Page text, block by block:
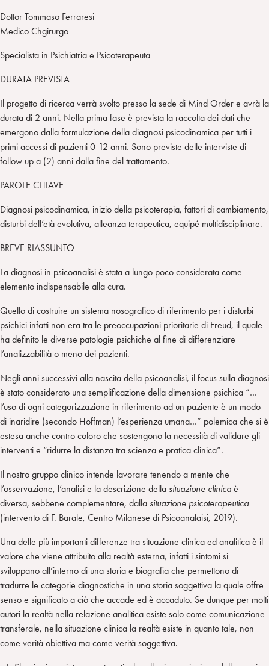
Dottor Tommaso Ferraresi
Medico Chgirurgo
Specialista in Psichiatria e Psicoterapeuta
DURATA PREVISTA
Il progetto di ricerca verrà svolto presso la sede di Mind Order e avrà la
durata di 2 anni. Nella prima fase è prevista la raccolta dei dati che
emergono dalla formulazione della diagnosi psicodinamica per tutti i
primi accessi di pazienti 0-12 anni. Sono previste delle interviste di
follow up a (2) anni dalla fine del trattamento.
PAROLE CHIAVE
Diagnosi psicodinamica, inizio della psicoterapia, fattori di cambiamento,
disturbi dell’età evolutiva, alleanza terapeutica, equipé multidisciplinare.
BREVE RIASSUNTO
La diagnosi in psicoanalisi è stata a lungo poco considerata come
elemento indispensabile alla cura.
Quello di costruire un sistema nosografico di riferimento per i disturbi
psichici infatti non era tra le preoccupazioni prioritarie di Freud, il quale
ha definito le diverse patologie psichiche al fine di differenziare
l’analizzabilità o meno dei pazienti.
Negli anni successivi alla nascita della psicoanalisi, il focus sulla diagnosi
è stato considerato una semplificazione della dimensione psichica “…
l’uso di ogni categorizzazione in riferimento ad un paziente è un modo
di inaridire (secondo Hoffman) l’esperienza umana…” polemica che si è
estesa anche contro coloro che sostengono la necessità di validare gli
interventi e “ridurre la distanza tra scienza e pratica clinica”.
Il nostro gruppo clinico intende lavorare tenendo a mente che
l’osservazione, l’analisi e la descrizione della situazione clinicaè
diversa, sebbene complementare, dalla situazione psicoterapeutica
(intervento di F. Barale, Centro Milanese di Psicoanalaisi, 2019).
Una delle più importanti differenze tra situazione clinica ed analitica è il
valore che viene attribuito alla realtà esterna, infatti i sintomi si
sviluppano all’interno di una storia e biografia che permettono di
tradurre le categorie diagnostiche in una storia soggettiva la quale offre
senso e significato a ciò che accade ed è accaduto. Se dunque per molti
autori la realtà nella relazione analitica esiste solo come comunicazione
transferale, nella situazione clinica la realtà esiste in quanto tale, non
come verità obiettiva ma come verità soggettiva.